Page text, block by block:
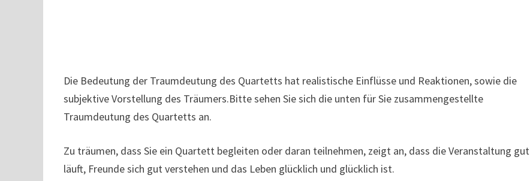
Die Bedeutung der Traumdeutung des Quartetts hat realistische Einflüsse und Reaktionen, sowie die
subjektive Vorstellung des Träumers.Bitte sehen Sie sich die unten für Sie zusammengestellte
Traumdeutung des Quartetts an.
Zu träumen, dass Sie ein Quartett begleiten oder daran teilnehmen, zeigt an, dass die Veranstaltung gut
läuft, Freunde sich gut verstehen und das Leben glücklich und glücklich ist.